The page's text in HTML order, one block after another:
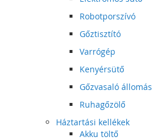
Robotporszívó
Gőztisztító
Varrógép
Kenyérsütő
Gőzvasaló állomás
Ruhagőzölő
Háztartási kellékek
Akku töltő